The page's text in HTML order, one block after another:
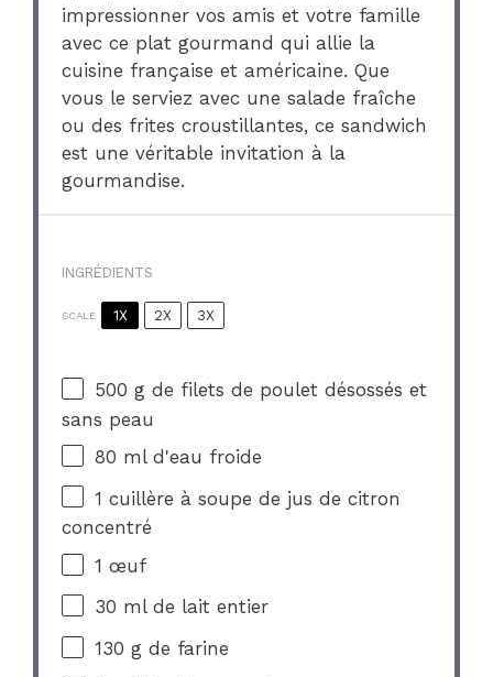
impressionner vos amis et votre famille
avec ce plat gourmand qui allie la
cuisine française et américaine. Que
vous le serviez avec une salade fraîche
ou des frites croustillantes, ce sandwich
est une véritable invitation à la
gourmandise.
INGRÉDIENTS
SCALE 1X 2X 3X
500 g de filets de poulet désossés et
sans peau
80 ml d'eau froide
1 cuillère à soupe de jus de citron
concentré
1 œuf
30 ml de lait entier
130 g de farine